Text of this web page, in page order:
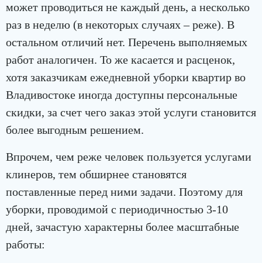
может проводиться не каждый день, а несколько
раз в неделю (в некоторых случаях – реже). В
остальном отличий нет. Перечень выполняемых
работ аналогичен. То же касается и расценок,
хотя заказчикам ежедневной уборки квартир во
Владивостоке иногда доступны персональные
скидки, за счет чего заказ этой услуги становится
более выгодным решением.
Впрочем, чем реже человек пользуется услугами
клинеров, тем обширнее становятся
поставленные перед ними задачи. Поэтому для
уборки, проводимой с периодичностью 3-10
дней, зачастую характерны более масштабные
работы: